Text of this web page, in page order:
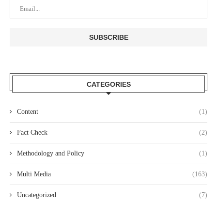
CATEGORIES
Content (1)
Fact Check (2)
Methodology and Policy (1)
Multi Media (163)
Uncategorized (7)